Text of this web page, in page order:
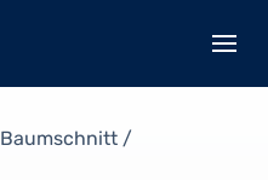
Baumschnitt /